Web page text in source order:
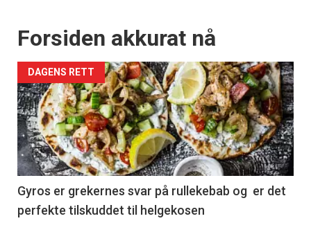
Forsiden akkurat nå
DAGENS RETT
Gyros er grekernes svar på rullekebab og er det
perfekte tilskuddet til helgekosen